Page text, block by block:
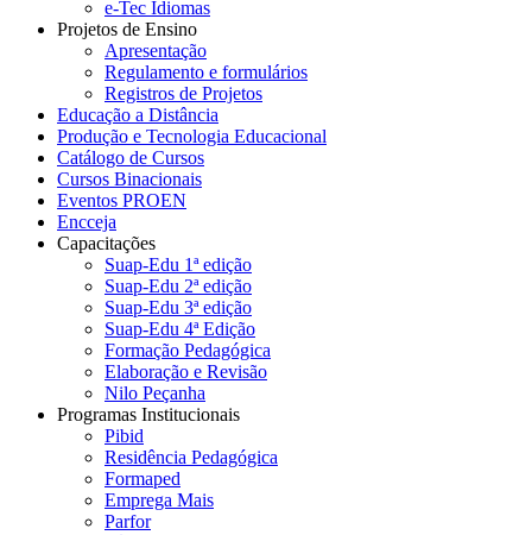
e-Tec Idiomas
Projetos de Ensino
Apresentação
Regulamento e formulários
Registros de Projetos
Educação a Distância
Produção e Tecnologia Educacional
Catálogo de Cursos
Cursos Binacionais
Eventos PROEN
Encceja
Capacitações
Suap-Edu 1ª edição
Suap-Edu 2ª edição
Suap-Edu 3ª edição
Suap-Edu 4ª Edição
Formação Pedagógica
Elaboração e Revisão
Nilo Peçanha
Programas Institucionais
Pibid
Residência Pedagógica
Formaped
Emprega Mais
Parfor